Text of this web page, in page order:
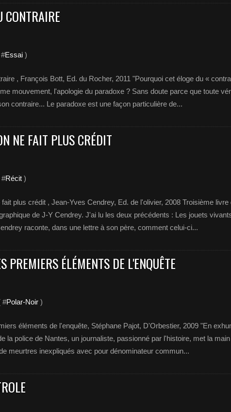
CONTRAIRE
Essai )
, François Bott, Ed. du Rocher, 2011 "Pourquoi cet éloge du «
mouvement, l'apologie du paradoxe ? Sans doute parce que toute
contraire... Le paradoxe est une façon particulière de...
NE FAIT PLUS CRÉDIT
#Récit )
plus crédit , Jean-Yves Cendrey, Ed. de l'olivier, 2008 Troisième livre
de J-Y Cendrey. J'ai lu les deux précédents : Les jouets
raconte, dans une lettre à son père, comment celui-ci...
PREMIERS ÉLÉMENTS DE L'ENQUÊTE
#Polar-Noir )
éléments de l'enquête, Stéphane Pajot, D'Orbestier, 2009 "En
la police de Nantes, un journaliste, passionné par l'histoire, met la
meurtres inexpliqués avec pour dénominateur commun...